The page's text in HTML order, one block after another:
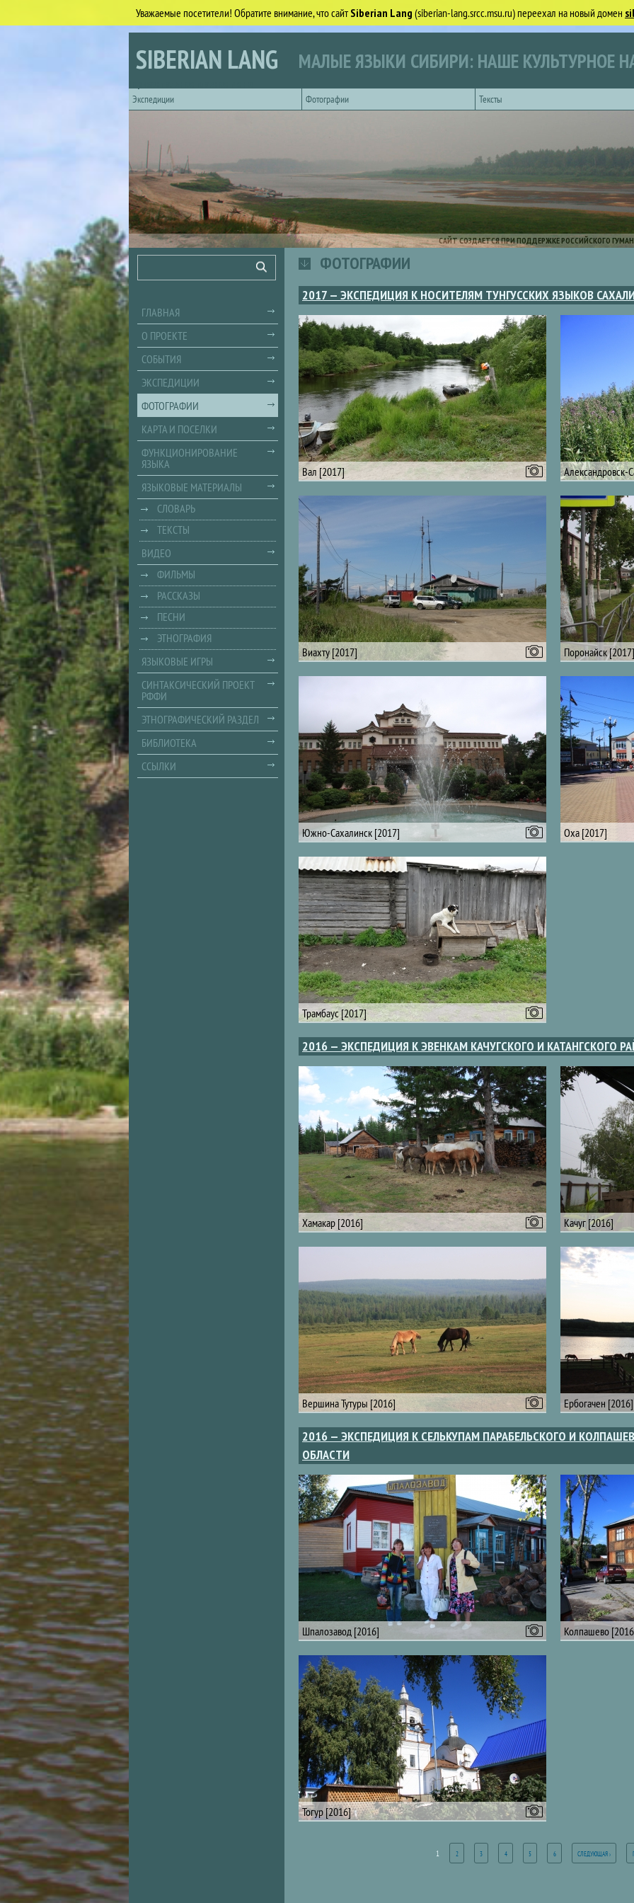
Уважаемые посетители! Обратите внимание, что сайтSiberian Lang (siberian-lang.srcc.msu.ru) переехал на новый домен
SIBERIAN LANG МАЛЫЕ ЯЗЫКИ СИБИРИ: НАШЕ КУЛЬТУРНОЕ
Экспедиции
Фотографии Тексты
САЙТ СОЗДАЕТСЯ ПРИ ПОДДЕРЖКЕ РОССИЙСКОГО
ФОТОГРАФИИ
2017 — ЭКСПЕДИЦИЯ К НОСИТЕЛЯМ ТУНГУССКИХ ЯЗЫКОВ
Вал [2017] Александровск-
Виахту [2017] Поронайск [2017]
Южно-Сахалинск [2017] Оха [2017]
Трамбаус [2017]
2016 — ЭКСПЕДИЦИЯ К ЭВЕНКАМ КАЧУГСКОГО И КАТАНГСКОГО
Хамакар [2016] Качуг [2016]
Вершина Тутуры [2016] Ербогачен [2016]
2016 — ЭКСПЕДИЦИЯ К СЕЛЬКУПАМ ПАРАБЕЛЬСКОГО И
ОБЛАСТИ
Шпалозавод [2016] Колпашево
Тогур [2016]
Страницы
1 2 3 4 5 6 СЛЕДУЮЩАЯ ›
Поиск
ГЛАВНАЯ
О ПРОЕКТЕ
СОБЫТИЯ
ЭКСПЕДИЦИИ
ФОТОГРАФИИ
КАРТА И ПОСЕЛКИ
ФУНКЦИОНИРОВАНИЕ
ЯЗЫКА
ЯЗЫКОВЫЕ МАТЕРИАЛЫ
СЛОВАРЬ
ТЕКСТЫ
ВИДЕО
ФИЛЬМЫ
РАССКАЗЫ
ПЕСНИ
ЭТНОГРАФИЯ
ЯЗЫКОВЫЕ ИГРЫ
СИНТАКСИЧЕСКИЙ ПРОЕКТ
РФФИ
ЭТНОГРАФИЧЕСКИЙ РАЗДЕЛ
БИБЛИОТЕКА
ССЫЛКИ